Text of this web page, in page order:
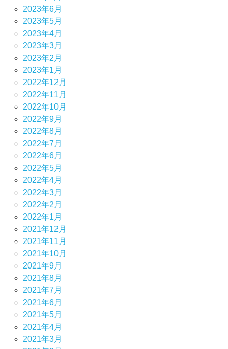
2023年6月
2023年5月
2023年4月
2023年3月
2023年2月
2023年1月
2022年12月
2022年11月
2022年10月
2022年9月
2022年8月
2022年7月
2022年6月
2022年5月
2022年4月
2022年3月
2022年2月
2022年1月
2021年12月
2021年11月
2021年10月
2021年9月
2021年8月
2021年7月
2021年6月
2021年5月
2021年4月
2021年3月